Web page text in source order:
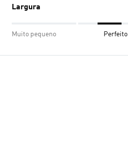
Largura
Muito pequeno Perfeito